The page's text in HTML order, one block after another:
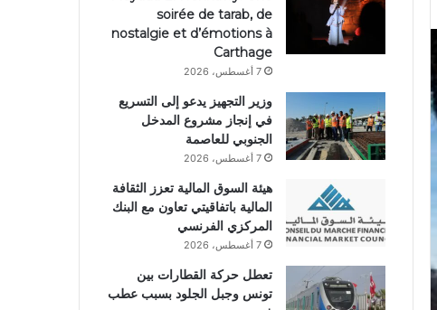
soirée de tarab, de
nostalgie et d’émotions à
Carthage
7 أغسطس، 2026
وزير التجهيز يدعو إلى التسريع
في إنجاز مشروع المدخل
الجنوبي للعاصمة
7 أغسطس، 2026
هيئة السوق المالية تعزز الثقافة
المالية باتفاقيتي تعاون مع البنك
المركزي الفرنسي
7 أغسطس، 2026
تعطل حركة القطارات بين
تونس وجبل الجلود بسبب عطب